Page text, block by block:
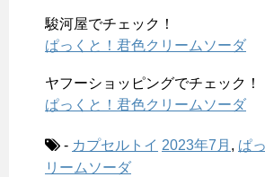
駿河屋でチェック！
ぱっくと！君色クリームソーダ
ヤフーショッピングでチェック！
ぱっくと！君色クリームソーダ
- カプセルトイ 2023年7月 , ぱ
リームソーダ